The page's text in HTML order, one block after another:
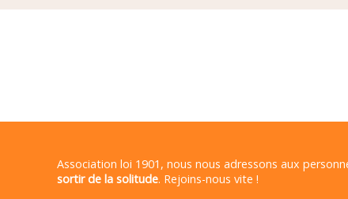
Association loi 1901, nous nous adressons aux
sortir de la solitude. Rejoins-nous vite !